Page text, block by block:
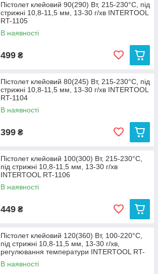
Пістолет клейовий 90(290) Вт, 215-230°C, під
стрижні 10,8-11,5 мм, 13-30 г/хв INTERTOOL
RT-1105
В наявності
499 ₴
Пістолет клейовий 80(245) Вт, 215-230°C, під
стрижні 10,8-11,5 мм, 13-30 г/хв INTERTOOL
RT-1104
В наявності
399 ₴
Пістолет клейовий 100(300) Вт, 215-230°C,
під стрижні 10,8-11,5 мм, 13-30 г/хв
INTERTOOL RT-1106
В наявності
449 ₴
Пістолет клейовий 120(360) Вт, 100-220°C,
під стрижні 10,8-11,5 мм, 13-30 г/хв,
регулювання температури INTERTOOL RT-
1107
В наявності